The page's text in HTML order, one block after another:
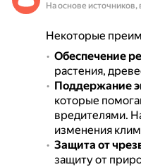
На основе
Некоторые
Обеспечение
растения,
Поддержание
которые
вредителями.
изменения
Защита от
защиту от